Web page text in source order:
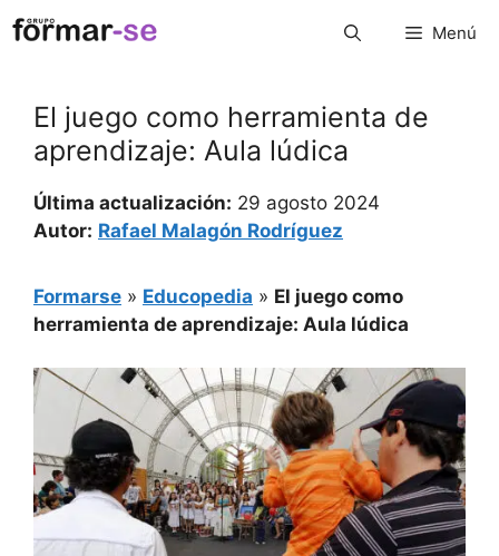
Saltar
al
Menú
El juego como herramienta de
aprendizaje: Aula lúdica
Última actualización: 29 agosto 2024
Autor: Rafael Malagón Rodríguez
Formarse » Educopedia » El juego como
herramienta de aprendizaje: Aula lúdica